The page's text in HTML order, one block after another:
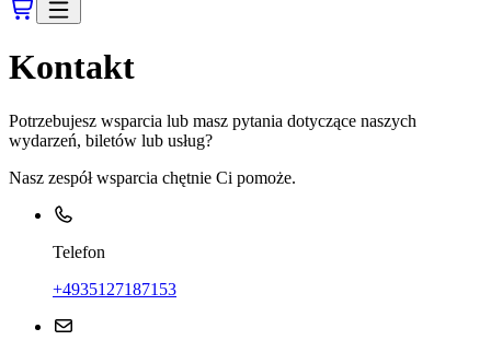
Kontakt
Potrzebujesz wsparcia lub masz pytania dotyczące naszych
wydarzeń, biletów lub usług?
Nasz zespół wsparcia chętnie Ci pomoże.
Telefon
+4935127187153